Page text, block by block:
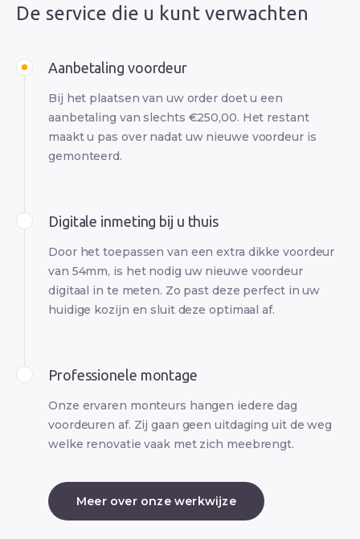
De service die u kunt verwachten
Aanbetaling voordeur
Bij het plaatsen van uw order doet u een
aanbetaling van slechts €250,00. Het restant
maakt u pas over nadat uw nieuwe voordeur is
gemonteerd.
Digitale inmeting bij u thuis
Door het toepassen van een extra dikke voordeur
van 54mm, is het nodig uw nieuwe voordeur
digitaal in te meten. Zo past deze perfect in uw
huidige kozijn en sluit deze optimaal af.
Professionele montage
Onze ervaren monteurs hangen iedere dag
voordeuren af. Zij gaan geen uitdaging uit de weg
welke renovatie vaak met zich meebrengt.
Meer over onze werkwijze